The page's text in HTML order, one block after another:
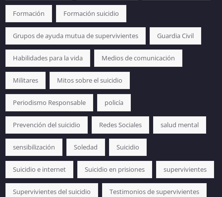
Formación Formación suicidio
Grupos de ayuda mutua de supervivientes Guardia Civil
Habilidades para la vida Medios de comunicación
Militares Mitos sobre el suicidio
Periodismo Responsable policía
Prevención del suicidio Redes Sociales salud mental
sensibilización Soledad Suicidio
Suicidio e internet Suicidio en prisiones supervivientes
Supervivientes del suicidio Testimonios de supervivientes